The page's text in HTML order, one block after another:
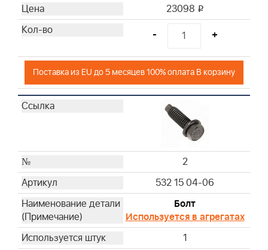
23098 i
- +
Поставка из EU до 5 месяцев 100% оплата В корзину
2
532 15 04-06
Болт
Используется в агрегатах
1